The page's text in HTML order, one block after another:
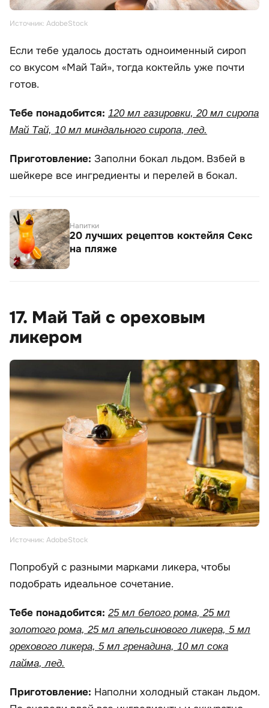
Источник: AdobeStock
Если тебе удалось достать одноименный сироп
со вкусом «Май Тай», тогда коктейль уже почти
готов.
Тебе понадобится: 120 мл газировки, 20 мл сиропа
Май Тай, 10 мл миндального сиропа, лед.
Приготовление: Заполни бокал льдом. Взбей в
шейкере все ингредиенты и перелей в бокал.
Напитки
20 лучших рецептов коктейля Секс
на пляже
17. Май Тай с ореховым
ликером
Источник: AdobeStock
Попробуй с разными марками ликера, чтобы
подобрать идеальное сочетание.
Тебе понадобится: 25 мл белого рома, 25 мл
золотого рома, 25 мл апельсинового ликера, 5 мл
орехового ликера, 5 мл гренадина, 10 мл сока
лайма, лед.
Приготовление: Наполни холодный стакан льдом.